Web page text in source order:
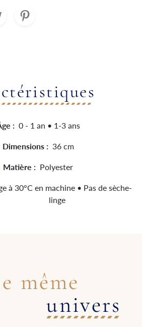
: 0 - 1 an • 1-3 ans
Dimensions : 36 cm
Matière : Polyester
à 30°C en machine • Pas de sèche-
linge
même
univers